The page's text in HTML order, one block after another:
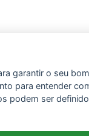
garantir o seu
para entender
podem ser